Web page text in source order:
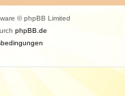
© phpBB Limited
phpBB.de